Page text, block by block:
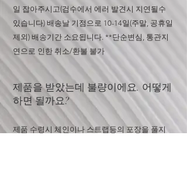
일 잡아주시고(검수에서 에러 발견시 지연될수
있습니다) 배송날 기점으로 10-14일(주말, 공휴일
제외) 배송기간 소요됩니다. **단순변심, 통관지
연으로 인한 취소/환불 불가
​​제품을 받았는데 불량이에요. 어떻게
하면 될까요?
​제품 수령시 체인이나 스트랩등의 포장을 풀지